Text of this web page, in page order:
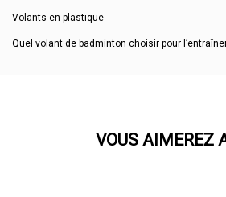
Volants en plastique
Quel volant de badminton choisir pour
VOUS AIMEREZ